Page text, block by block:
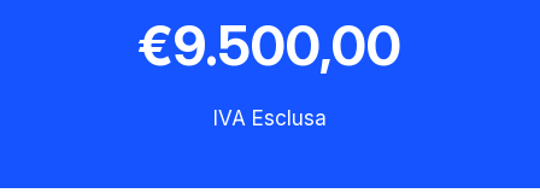
€9.500,00
IVA Esclusa